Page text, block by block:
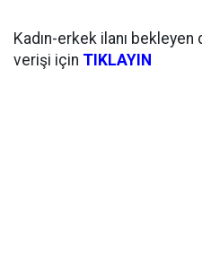
Kadın-erkek ilanı
verişi için TIKLAYIN